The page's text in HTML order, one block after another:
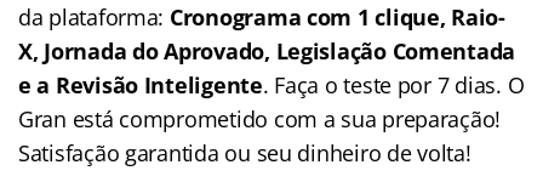
da plataforma: Cronograma com 1 clique, Raio-
X, Jornada do Aprovado, Legislação Comentada
e a Revisão Inteligente. Faça o teste por 7 dias. O
Gran está comprometido com a sua preparação!
Satisfação garantida ou seu dinheiro de volta!